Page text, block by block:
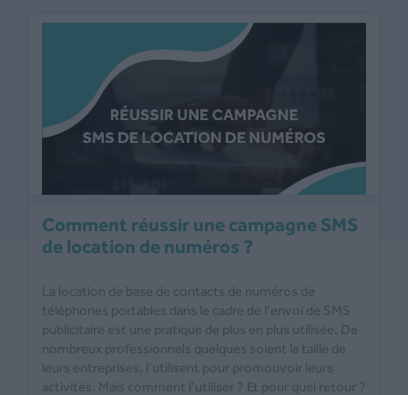
Comment réussir une campagne SMS
de location de numéros ?
La location de base de contacts de numéros de
téléphones portables dans le cadre de l’envoi de SMS
publicitaire est une pratique de plus en plus utilisée. De
nombreux professionnels quelques soient la taille de
leurs entreprises, l’utilisent pour promouvoir leurs
activités. Mais comment l’utiliser ? Et pour quel retour ?